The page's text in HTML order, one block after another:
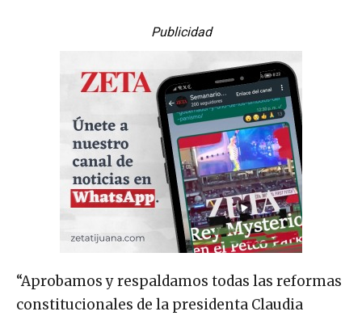
Publicidad
“Aprobamos y respaldamos todas las reformas
constitucionales de la presidenta Claudia